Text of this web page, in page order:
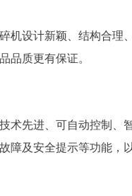
机设计新颖、结构合理
品质更有保证。
术先进、可自动控制、
障及安全提示等功能，